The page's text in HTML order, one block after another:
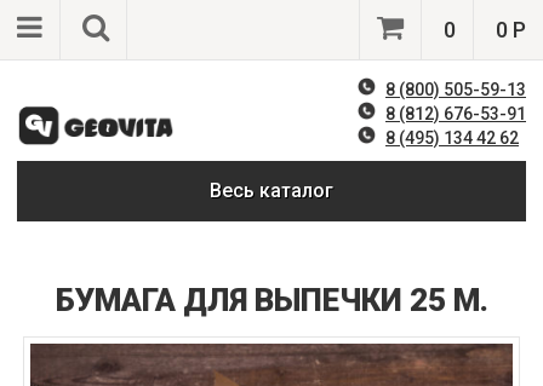
0 0 Р
8 (800) 505-59-13
8 (812) 676-53-91
8 (495) 134 42 62
Весь каталог
БУМАГА ДЛЯ ВЫПЕЧКИ 25 М.